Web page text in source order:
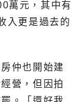
萬元，其中有
入更是過去的
仲也開始建
營，但因拍